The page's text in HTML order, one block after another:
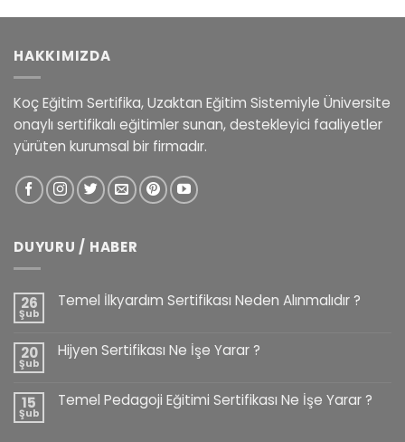
HAKKIMIZDA
Koç Eğitim Sertifika, Uzaktan Eğitim Sistemiyle Üniversite
onaylı sertifikalı eğitimler sunan, destekleyici faaliyetler
yürüten kurumsal bir firmadır.
DUYURU / HABER
26
Şub
Temel İlkyardım Sertifikası Neden Alınmalıdır ?
20
Şub
Hijyen Sertifikası Ne İşe Yarar ?
15
Şub
Temel Pedagoji Eğitimi Sertifikası Ne İşe Yarar ?